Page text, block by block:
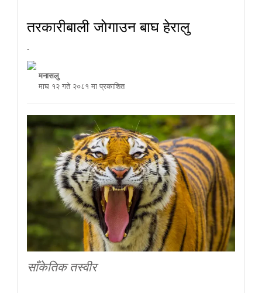
तरकारीबाली जाेगाउन बाघ हेरालु
-
मनासलु
माघ १२ गते २०८१ मा प्रकाशित
साँकेतिक तस्वीर